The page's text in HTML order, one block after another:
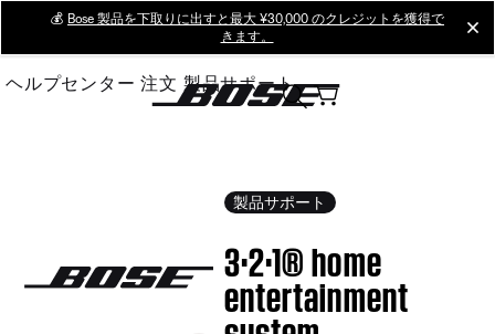
Main
💰 Bose 製品を下取りに出すと最大 ¥30,000 のクレジットを獲得で
きます。
ヘルプセンター 注文 製品サポート
製品サポート
3·2·1® home
entertainment